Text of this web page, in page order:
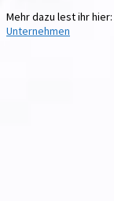
Mehr dazu lest ihr hier:
Unternehmen